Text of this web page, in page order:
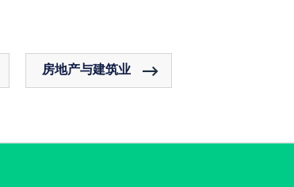
房地产与建筑业